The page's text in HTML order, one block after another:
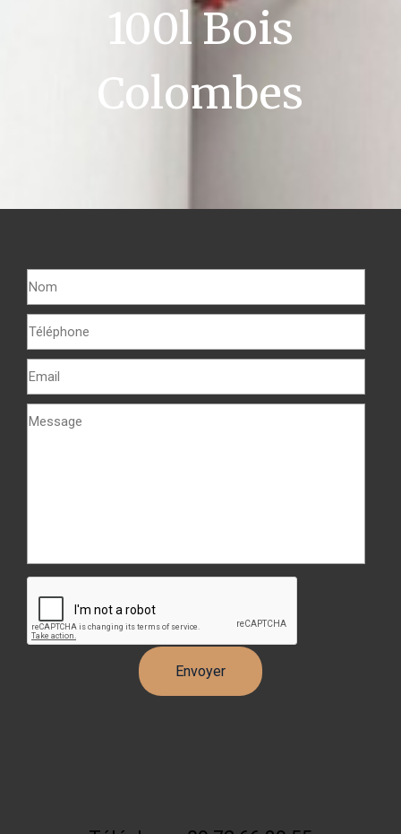
100l Bois
Colombes